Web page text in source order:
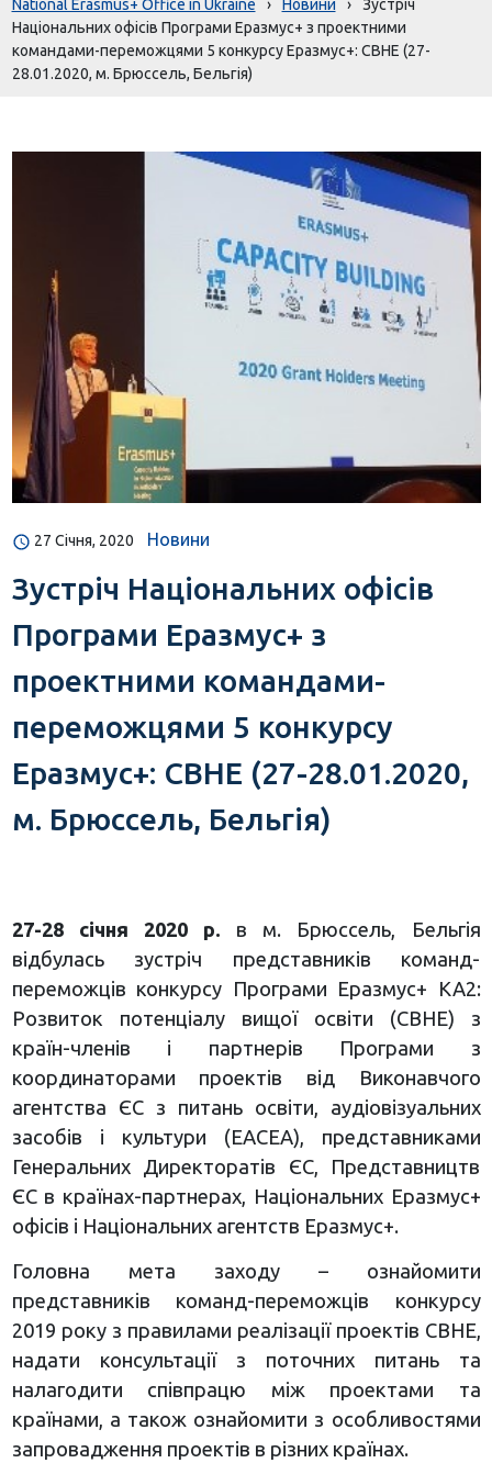
National Erasmus+ Office in Ukraine › Новини ›
Зустріч
Національних офісів Програми Еразмус+ з проектними
командами-переможцями 5 конкурсу Еразмус+: CBHE (27-
28.01.2020, м. Брюссель, Бельгія)
27 Січня, 2020 Новини
Зустріч Національних офісів
Програми Еразмус+ з
проектними командами-
переможцями 5 конкурсу
Еразмус+: CBHE (27-28.01.2020,
м. Брюссель, Бельгія)
27-28 січня 2020 р. в м. Брюссель, Бельгія
відбулась зустріч представників команд-
переможців конкурсу Програми Еразмус+ КА2:
Розвиток потенціалу вищої освіти (CBHE) з
країн-членів і партнерів Програми з
координаторами проектів від Виконавчого
агентства ЄС з питань освіти, аудіовізуальних
засобів і культури (ЕАСЕА), представниками
Генеральних Директоратів ЄС, Представництв
ЄС в країнах-партнерах, Національних Еразмус+
офісів і Національних агентств Еразмус+.
Головна мета заходу – ознайомити
представників команд-переможців конкурсу
2019 року з правилами реалізації проектів CBHE,
надати консультації з поточних питань та
налагодити співпрацю між проектами та
країнами, а також ознайомити з особливостями
запровадження проектів в різних країнах.